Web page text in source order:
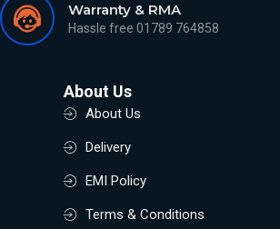
Warranty & RMA
Hassle free 01789 764858
About Us
About Us
Delivery
EMI Policy
Terms & Conditions